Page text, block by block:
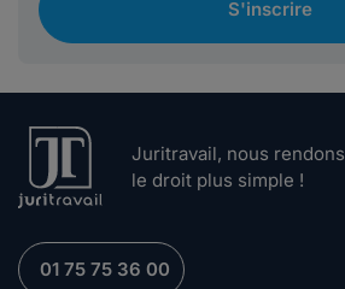
S'inscrire
Juritravail, nous rendons
le droit plus simple !
01 75 75 36 00